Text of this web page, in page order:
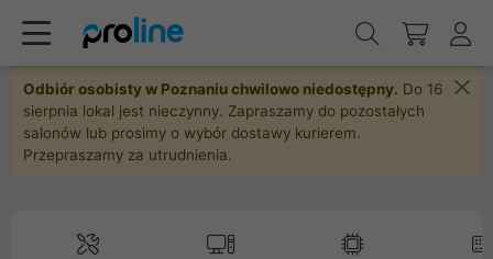
Odbiór osobisty w Poznaniu chwilowo niedostępny. Do 16
sierpnia lokal jest nieczynny. Zapraszamy do pozostałych
salonów lub prosimy o wybór dostawy kurierem.
Przepraszamy za utrudnienia.